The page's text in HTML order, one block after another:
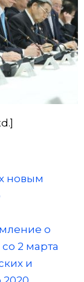
новым
о
2 марта
и